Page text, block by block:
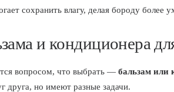
сохранить влагу, делая бороду более
и кондиционера
вопросом, что выбрать — бальзам или
друга, но имеют разные задачи.